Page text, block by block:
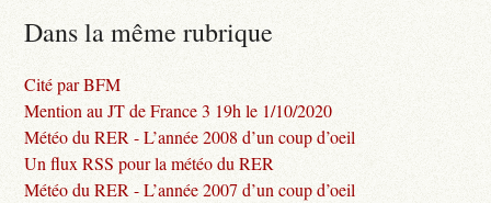
Dans la même rubrique
Cité par BFM
Mention au JT de France 3 19h le 1/10/2020
Météo du RER - L’année 2008 d’un coup d’oeil
Un flux RSS pour la météo du RER
Météo du RER - L’année 2007 d’un coup d’oeil